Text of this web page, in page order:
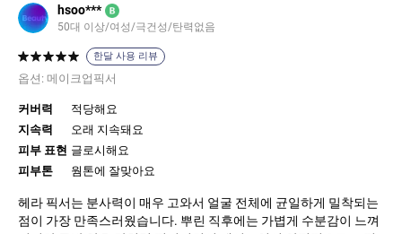
hsoo*** B
50대 이상/여성/극건성/탄력없음
한달 사용 리뷰
옵션: 메이크업픽서
커버력
적당해요
지속력
오래 지속돼요
피부 표현 글로시해요
피부톤
웜톤에 잘맞아요
헤라 픽서는 분사력이 매우 고와서 얼굴 전체에 균일하게 밀착되는
점이 가장 만족스러웠습니다. 뿌린 직후에는 가볍게 수분감이 느껴